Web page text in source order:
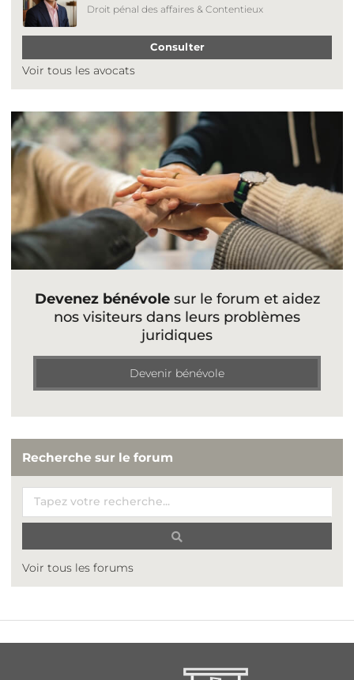
Droit pénal des affaires & Contentieux
Consulter
Voir tous les avocats
Devenez bénévolesur le forum et aidez
nos visiteurs dans leurs problèmes
juridiques
Devenir bénévole
Recherche sur le forum
Voir tous les forums